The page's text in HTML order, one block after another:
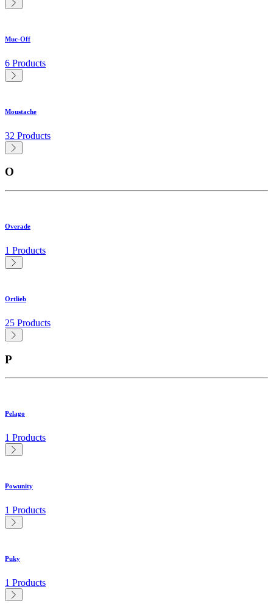
Muc-Off
6 Products
Moustache
32 Products
O
Overade
1 Products
Ortlieb
25 Products
P
Pelago
1 Products
Powunity
1 Products
Puky
1 Products